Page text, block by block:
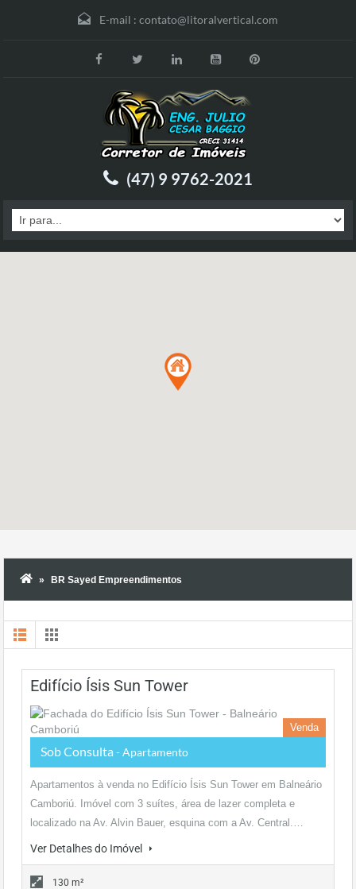
E-mail : contato@litoralvertical.com
(47) 9 9762-2021
BR Sayed Empreendimentos
Edifício Ísis Sun Tower
Venda
Sob Consulta - Apartamento
Apartamentos à venda no Edifício Ísis Sun Tower em Balneário
Camboriú. Imóvel com 3 suítes, área de lazer completa e
localizado na Av. Alvin Bauer, esquina com a Av. Central.…
Ver Detalhes do Imóvel
130 m²